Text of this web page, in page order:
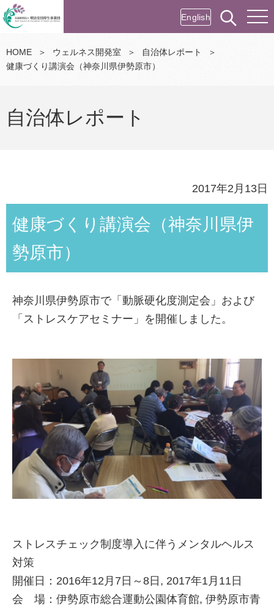
English
HOME ＞ ウェルネス開発室 ＞ 自治体レポート
＞
健康づくり講演会（神奈川県伊勢原市）
自治体レポート
2017年2月13日
健康づくり講演会（神奈川県伊
勢原市）
神奈川県伊勢原市で「動脈硬化度測定会」および
「ストレスケアセミナー」を開催しました。
ストレスチェック制度導入に伴うメンタルヘルス
対策
開催日：2016年12月7日～8日, 2017年1月11日
会 場：伊勢原市総合運動公園体育館, 伊勢原市青